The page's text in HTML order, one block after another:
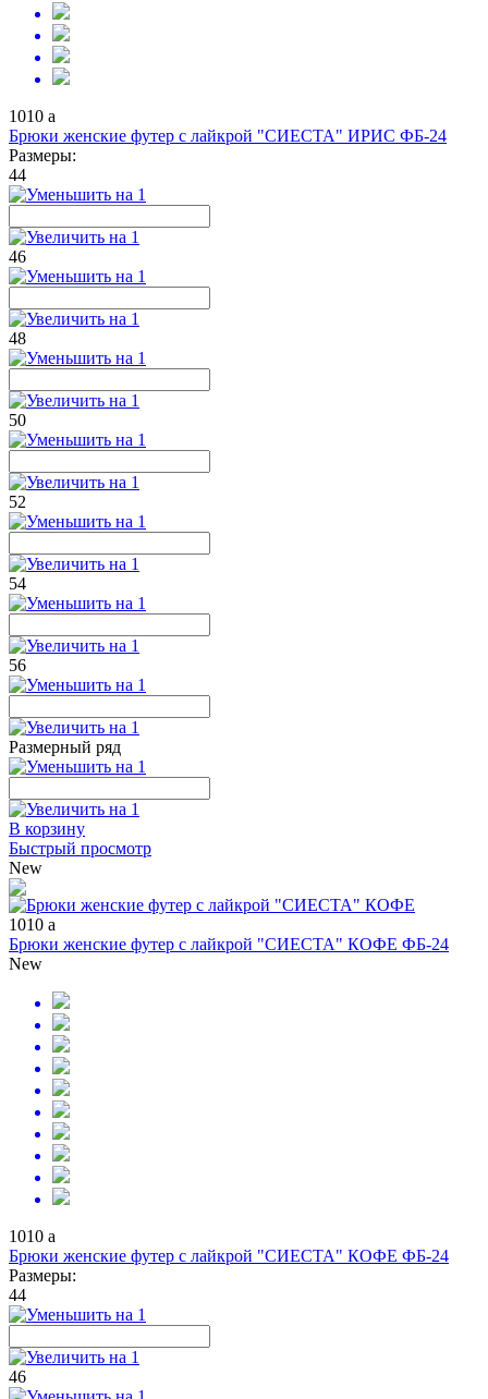
1010 a
Брюки женские футер с лайкрой "СИЕСТА" ИРИС ФБ-24
Размеры:
44
46
48
50
52
54
56
Размерный ряд
В корзину
Быстрый просмотр
New
1010 a
Брюки женские футер с лайкрой "СИЕСТА" КОФЕ ФБ-24
New
1010 a
Брюки женские футер с лайкрой "СИЕСТА" КОФЕ ФБ-24
Размеры:
44
46